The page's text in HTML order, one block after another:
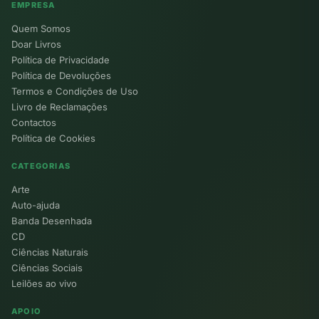
EMPRESA
Quem Somos
Doar Livros
Política de Privacidade
Política de Devoluções
Termos e Condições de Uso
Livro de Reclamações
Contactos
Política de Cookies
CATEGORIAS
Arte
Auto-ajuda
Banda Desenhada
CD
Ciências Naturais
Ciências Sociais
Leilões ao vivo
APOIO